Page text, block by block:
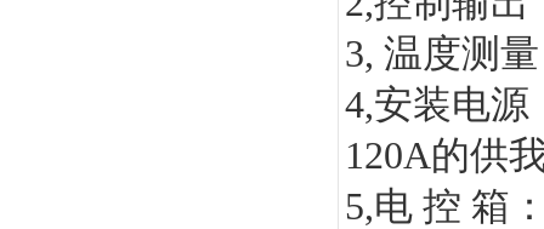
3, 温度测
4,安装电源
120A的供
5,电 控 箱